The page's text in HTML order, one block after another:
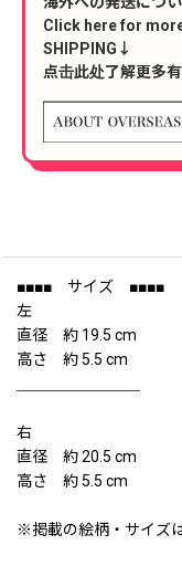
Click here for
SHIPPING↓
点击此处了解更多
■■■■ サイズ ■■■■
左
直径 約 19.5 cm
高さ 約 5.5 cm
右
直径 約 20.5 cm
高さ 約 5.5 cm
※掲載の絵柄・サイズ